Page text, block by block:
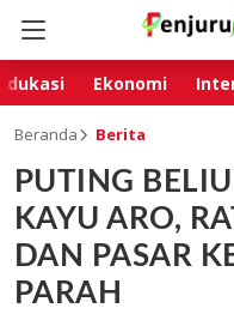
Ekonomi
Beranda Berita
PUTING
KAYU ARO,
DAN PASAR
PARAH